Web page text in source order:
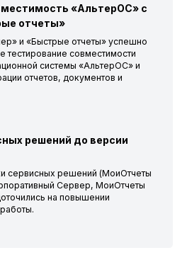
«АльтерОС» с
отчеты»
и «Быстрые отчеты» успешно
тестирование совместимости
системы «АльтерОС» и
отчетов, документов и
решений до версии
сервисных решений (МоиОтчеты
Сервер, МоиОтчеты
на повышении